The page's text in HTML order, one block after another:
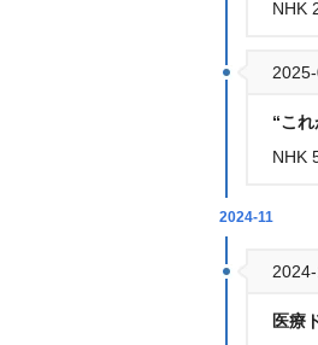
NHK
“こ
NHK
2024-11
医療